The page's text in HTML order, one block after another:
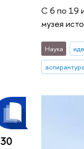
С 6 по 19
музея
Наука
аспирантура
30